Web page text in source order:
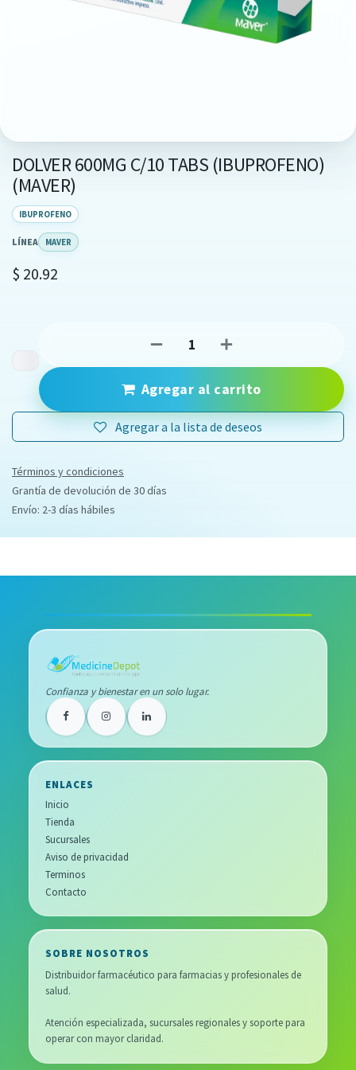
DOLVER 600MG C/10 TABS (IBUPROFENO)
(MAVER)
IBUPROFENO
LÍNEA MAVER
$ 20.92
Agregar al carrito
Agregar a la lista de deseos
Términos y condiciones
Grantía de devolución de 30 días
Envío: 2-3 días hábiles
Confianza y bienestar en un solo lugar.
ENLACES
Inicio
Tienda
Sucursales
Aviso de privacidad
Terminos
Contacto
SOBRE NOSOTROS
Distribuidor farmacéutico para farmacias y profesionales de
salud.
Atención especializada, sucursales regionales y soporte para
operar con mayor claridad.